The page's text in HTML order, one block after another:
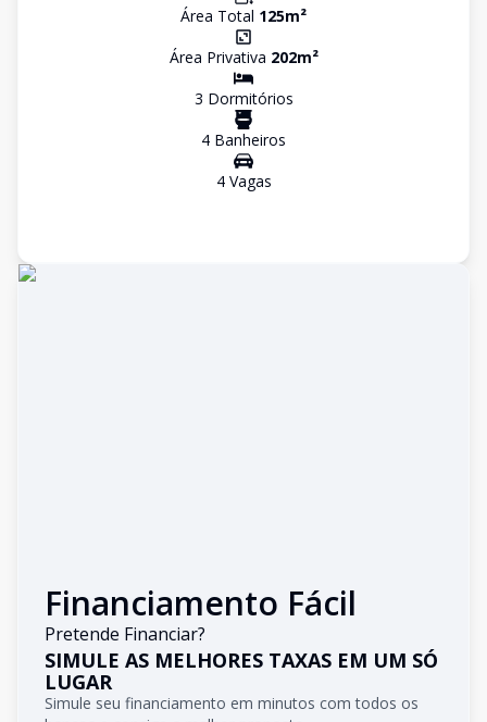
Área Total 125m²
Área Privativa 202m²
3 Dormitórios
4 Banheiros
4Vagas
Financiamento Fácil
Pretende Financiar?
SIMULE AS MELHORES TAXAS EM UM SÓ
LUGAR
Simule seu financiamento em minutos com todos os